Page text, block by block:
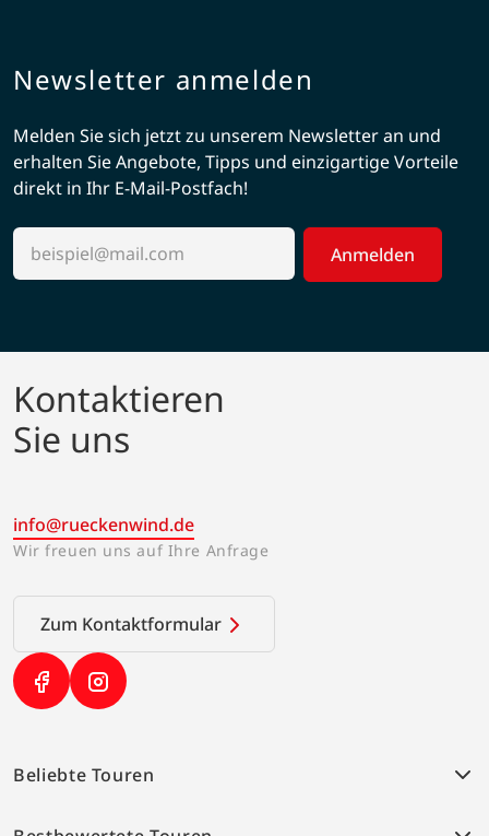
Newsletter anmelden
Melden Sie sich jetzt zu unserem Newsletter an und
erhalten Sie Angebote, Tipps und einzigartige Vorteile
direkt in Ihr E-Mail-Postfach!
Anmelden
Kontaktieren
Sie uns
info@rueckenwind.de
Wir freuen uns auf Ihre Anfrage
Zum Kontaktformular
(Link öffnet in neuem Tab)
(Link öffnet in neuem Tab)
Beliebte Touren